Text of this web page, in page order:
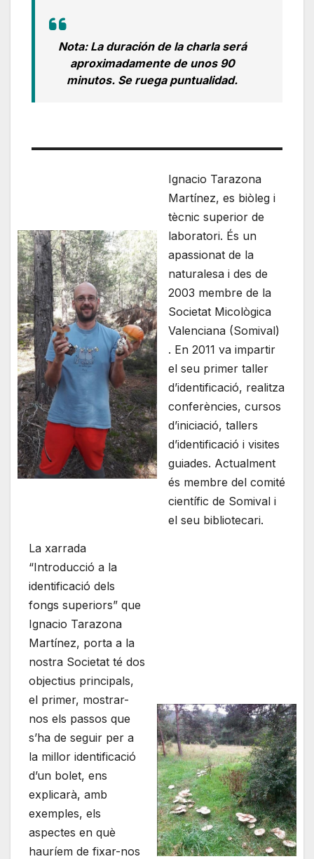
Nota: La duración de la charla será
aproximadamente de unos 90
minutos. Se ruega puntualidad.
Ignacio Tarazona
Martínez, es biòleg i
tècnic superior de
laboratori. És un
apassionat de la
naturalesa i des de
2003 membre de la
Societat Micològica
Valenciana (Somival)
. En 2011 va impartir
el seu primer taller
d’identificació, realitza
conferències, cursos
d’iniciació, tallers
d’identificació i visites
guiades. Actualment
és membre del comité
científic de Somival i
el seu bibliotecari.
La xarrada
“Introducció a la
identificació dels
fongs superiors” que
Ignacio Tarazona
Martínez, porta a la
nostra Societat té dos
objectius principals,
el primer, mostrar-
nos els passos que
s’ha de seguir per a
la millor identificació
d’un bolet, ens
explicarà, amb
exemples, els
aspectes en què
hauríem de fixar-nos